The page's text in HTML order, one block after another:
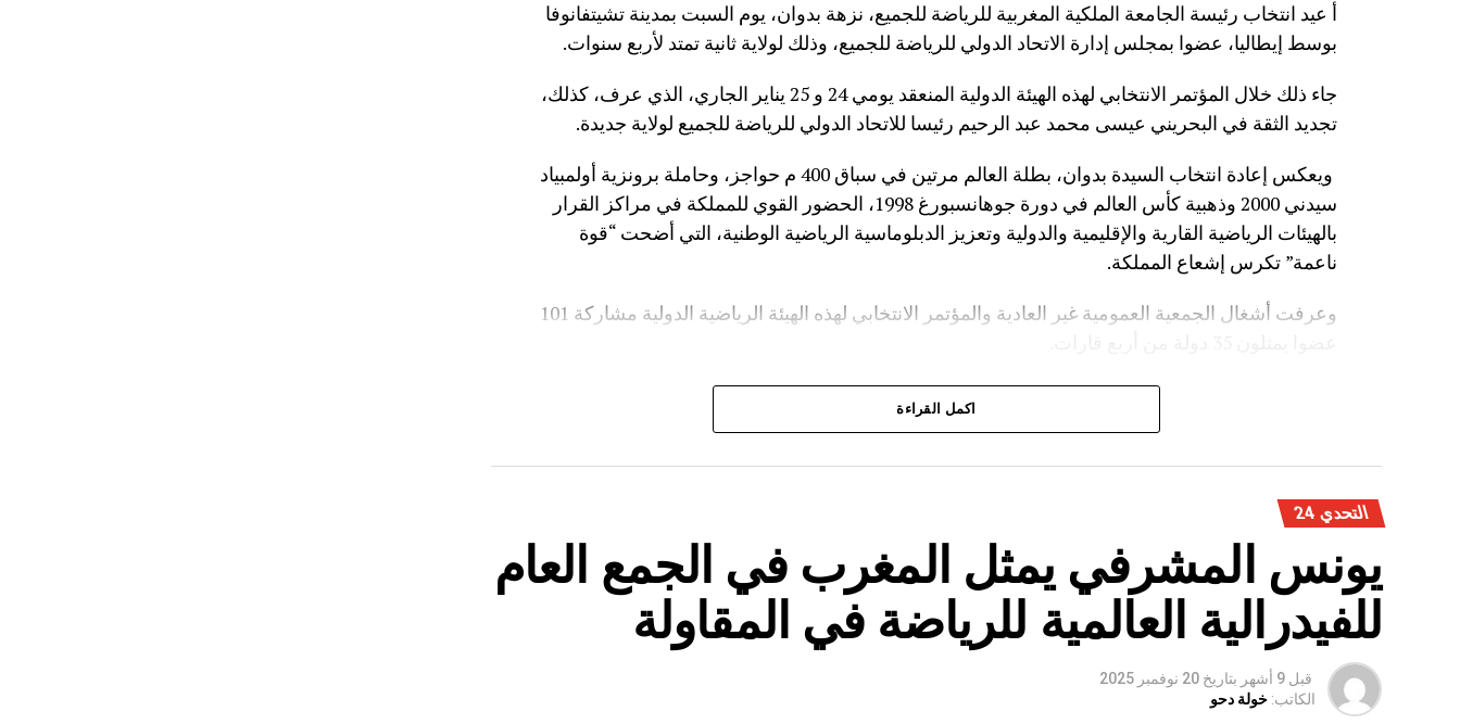
أ عيد انتخاب رئيسة الجامعة الملكية المغربية للرياضة للجميع، نزهة بدوان، يوم السبت بمدينة تشيتفانوفا
بوسط إيطاليا، عضوا بمجلس إدارة الاتحاد الدولي للرياضة للجميع، وذلك لولاية ثانية تمتد لأربع سنوات.
جاء ذلك خلال المؤتمر الانتخابي لهذه الهيئة الدولية المنعقد يومي 24 و 25 يناير الجاري، الذي عرف، كذلك،
تجديد الثقة في البحريني عيسى محمد عبد الرحيم رئيسا للاتحاد الدولي للرياضة للجميع لولاية جديدة.
ويعكس إعادة انتخاب السيدة بدوان، بطلة العالم مرتين في سباق 400 م حواجز، وحاملة برونزية أولمبياد
سيدني 2000 وذهبية كأس العالم في دورة جوهانسبورغ 1998، الحضور القوي للمملكة في مراكز القرار
بالهيئات الرياضية القارية والإقليمية والدولية وتعزيز الدبلوماسية الرياضية الوطنية، التي أضحت “قوة
ناعمة” تكرس إشعاع المملكة.
وعرفت أشغال الجمعية العمومية غير العادية والمؤتمر الانتخابي لهذه الهيئة الرياضية الدولية مشاركة 101
كما تقرر، خلال هذه الجمعية، نقل مقر الاتحاد الدولي للرياضة للجميع إلى العاصمة الإيطالية روما.
اكمل القراءة
التحدي 24
يونس المشرفي يمثل المغرب في الجمع العام
للفيدرالية العالمية للرياضة في المقاولة
قبل 9 أشهر بتاريخ 20 نوفمبر 2025
الكاتب: خولة دحو